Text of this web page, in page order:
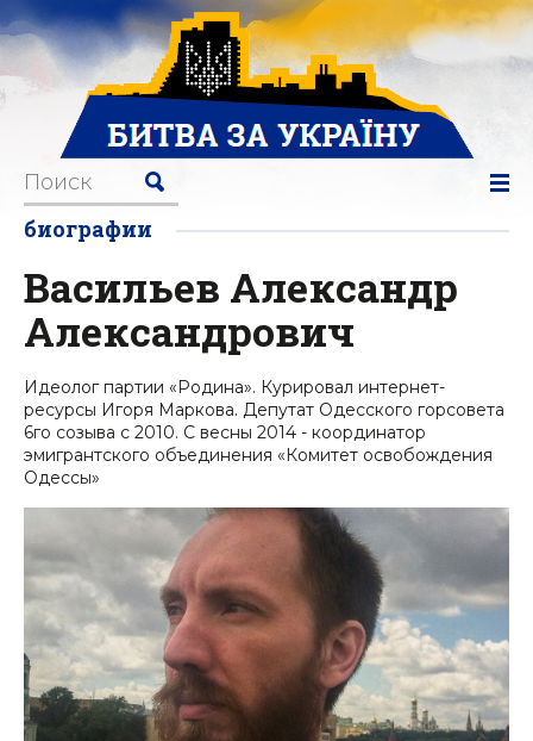
биографии
Васильев Александр
Александрович
Идеолог партии «Родина». Курировал интернет-
ресурсы Игоря Маркова. Депутат Одесского горсовета
6го созыва с 2010. С весны 2014 - координатор
эмигрантского объединения «Комитет освобождения
Одессы»